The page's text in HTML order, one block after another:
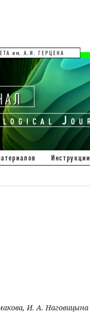
Инструкции
И. А. Наговицына